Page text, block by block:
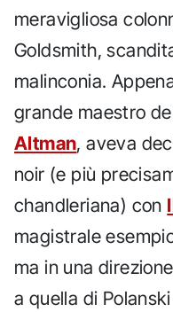
meravigliosa
Goldsmith,
malinconia.
grande maestro
Altman, aveva
noir (e più
chandleriana) con
magistrale
ma in una
a quella di